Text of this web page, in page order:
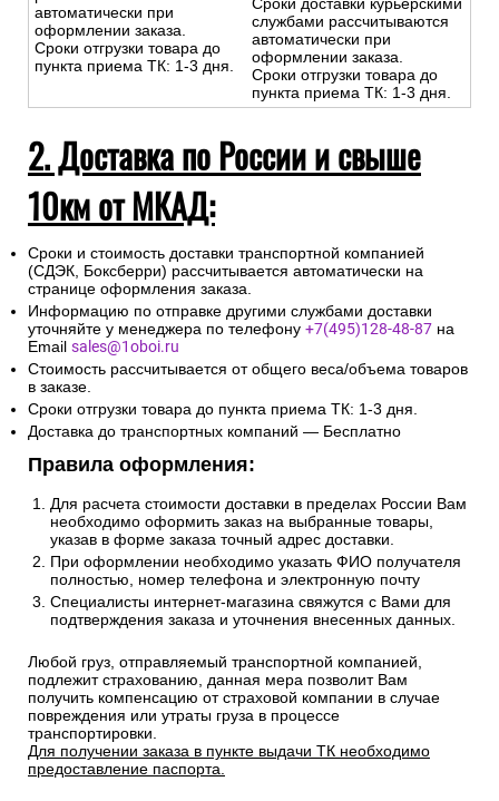
автоматически при
оформлении заказа.
Сроки отгрузки товара до
пункта приема ТК: 1-3 дня.
Сроки доставки курьерскими
службами рассчитываются
автоматически при
оформлении заказа.
Сроки отгрузки товара до
пункта приема ТК: 1-3 дня.
2. Доставка по России и свыше
10км от МКАД:
Сроки и стоимость доставки транспортной компанией
(СДЭК, Боксберри) рассчитывается автоматически на
странице оформления заказа.
Информацию по отправке другими службами доставки
уточняйте у менеджера по телефону +7(495)128-48-87 на
Email sales@1oboi.ru
Стоимость рассчитывается от общего веса/объема товаров
в заказе.
Сроки отгрузки товара до пункта приема ТК: 1-3 дня.
Доставка до транспортных компаний — Бесплатно
Правила оформления:
Для расчета стоимости доставки в пределах России Вам
необходимо оформить заказ на выбранные товары,
указав в форме заказа точный адрес доставки.
При оформлении необходимо указать ФИО получателя
полностью, номер телефона и электронную почту
Специалисты интернет-магазина свяжутся с Вами для
подтверждения заказа и уточнения внесенных данных.
Любой груз, отправляемый транспортной компанией,
подлежит страхованию, данная мера позволит Вам
получить компенсацию от страховой компании в случае
повреждения или утраты груза в процессе
транспортировки.
Для получении заказа в пункте выдачи ТК необходимо
предоставление паспорта.